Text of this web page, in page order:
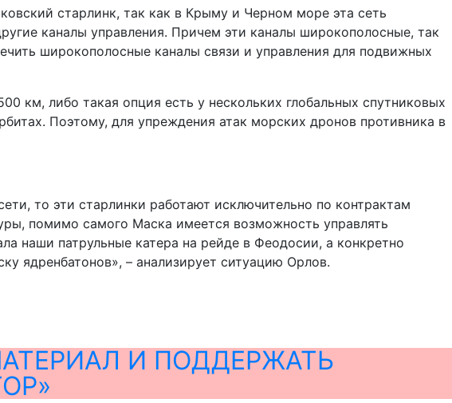
старлинк, так как в Крыму и Черном море эта сеть
каналы управления. Причем эти каналы широкополосные, так
широкополосные каналы связи и управления для подвижных
км, либо такая опция есть у нескольких глобальных спутниковых
Поэтому, для упреждения атак морских дронов противника в
то эти старлинки работают исключительно по контрактам
помимо самого Маска имеется возможность управлять
наши патрульные катера на рейде в Феодосии, а конкретно
ядренбатонов», – анализирует ситуацию Орлов.
И ПОДДЕРЖАТЬ